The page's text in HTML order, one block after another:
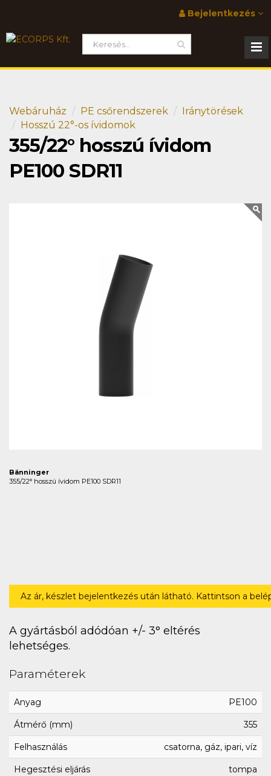
Bejelentkezés
Webáruház PE csőrendszerek
Iránytörések
Hosszú 22°-os ívidomok
355/22° hosszú ívidom
PE100 SDR11
Bänninger
355/22° hosszú ívidom PE100 SDR11
Az ár, készlet bejelentkezés után látható. Kattintson a
A gyártásból adódóan +/- 3° eltérés
lehetséges.
Paraméterek
Anyag PE100
Átmérő (mm) 355
Felhasználás csatorna, gáz, ipari, víz
Hegesztési eljárás tompa